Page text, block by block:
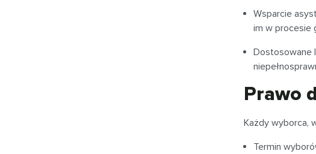
Wsparcie
im w procesie
Dostosowane
Prawo
Każdy wyborca,
Termin